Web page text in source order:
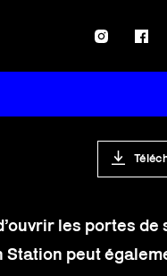
les portes de
peut